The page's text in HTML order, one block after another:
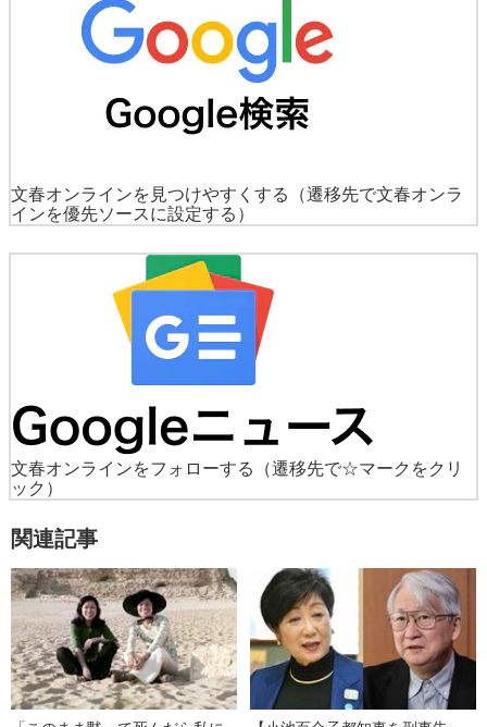
文春オンラインを見つけやすくする
（遷移先で文春オンラ
インを優先ソースに設定する）
文春オンラインをフォローする
（遷移先で☆マークをクリ
ック）
関連記事